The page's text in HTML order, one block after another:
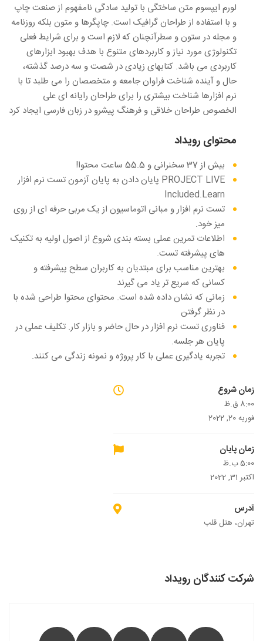
لورم ایپسوم متن ساختگی با تولید سادگی نامفهوم از صنعت چاپ
و با استفاده از طراحان گرافیک است. چاپگرها و متون بلکه روزنامه
و مجله در ستون و سطرآنچنان که لازم است و برای شرایط فعلی
تکنولوژی مورد نیاز و کاربردهای متنوع با هدف بهبود ابزارهای
کاربردی می باشد. کتابهای زیادی در شصت و سه درصد گذشته،
حال و آینده شناخت فراوان جامعه و متخصصان را می طلبد تا با
نرم افزارها شناخت بیشتری را برای طراحان رایانه ای علی
الخصوص طراحان خلاقی و فرهنگ پیشرو در زبان فارسی ایجاد کرد
محتوای رویداد
بیش از 37 سخنرانی و 55.5 ساعت محتوا!
PROJECT LIVE پایان دادن به پایان آزمون تست نرم افزار
Included.Learn
تست نرم افزار و مبانی اتوماسیون از یک مربی حرفه ای از روی
میز خود.
اطلاعات تمرین عملی بسته بندی شروع از اصول اولیه به تکنیک
های پیشرفته تست.
بهترین مناسب برای مبتدیان به کاربران سطح پیشرفته و
کسانی که سریع تر یاد می گیرند
زمانی که نشان داده شده است. محتوای محتوا طراحی شده با
در نظر گرفتن
فناوری تست نرم افزار در حال حاضر و بازار کار. تکلیف عملی در
پایان هر جلسه.
تجربه یادگیری عملی با کار پروژه و نمونه زندگی می کنند.
زمان شروع
8:00 ق.ظ
فوریه 20, 2022
زمان پایان
5:00 ب.ظ
اکتبر 31, 2022
آدرس
تهران، هتل قلب
شرکت کنندگان رویداد